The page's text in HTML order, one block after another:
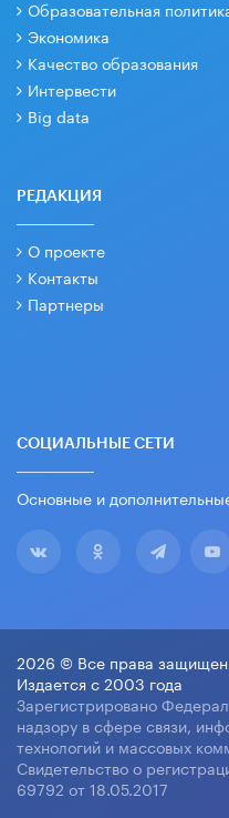
Образовательная
Экономика
Качество образования
Интервести
Big data
РЕДАКЦИЯ
О проекте
Контакты
Партнеры
СОЦИАЛЬНЫЕ СЕТИ
Основные и
2026 © Все права
Издается с 2003 года
Зарегистрировано
надзору в сфере связи,
технологий и массовых
Свидетельство о
69792 от 18.05.2017